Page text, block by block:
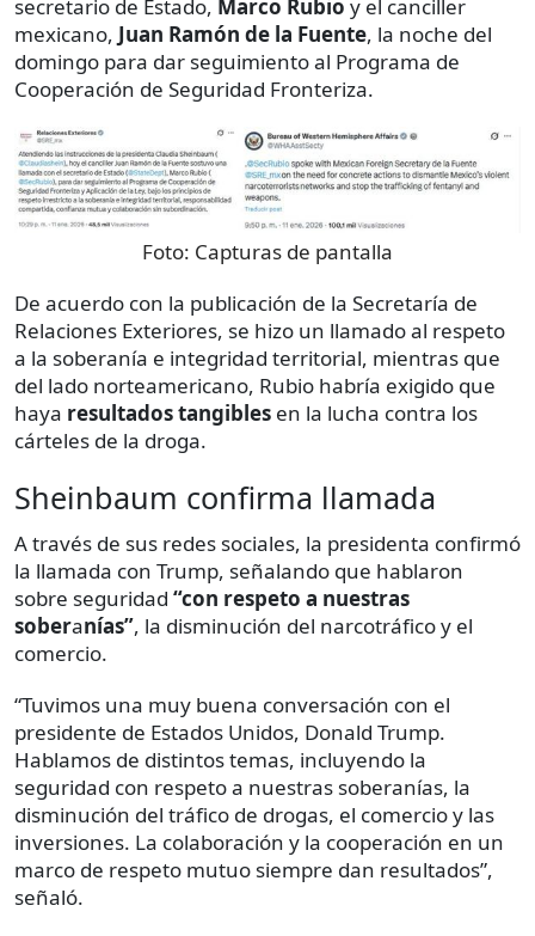
secretario de Estado, Marco Rubio y el canciller
mexicano, Juan Ramón de la Fuente, la noche del
domingo para dar seguimiento al Programa de
Cooperación de Seguridad Fronteriza.
Foto: Capturas de pantalla
De acuerdo con la publicación de la Secretaría de
Relaciones Exteriores, se hizo un llamado al respeto
a la soberanía e integridad territorial, mientras que
del lado norteamericano, Rubio habría exigido que
haya resultados tangibles en la lucha contra los
cárteles de la droga.
Sheinbaum confirma llamada
A través de sus redes sociales, la presidenta confirmó
la llamada con Trump, señalando que hablaron
sobre seguridad “con respeto a nuestras
soberanías”, la disminución del narcotráfico y el
comercio.
“Tuvimos una muy buena conversación con el
presidente de Estados Unidos, Donald Trump.
Hablamos de distintos temas, incluyendo la
seguridad con respeto a nuestras soberanías, la
disminución del tráfico de drogas, el comercio y las
inversiones. La colaboración y la cooperación en un
marco de respeto mutuo siempre dan resultados”,
señaló.